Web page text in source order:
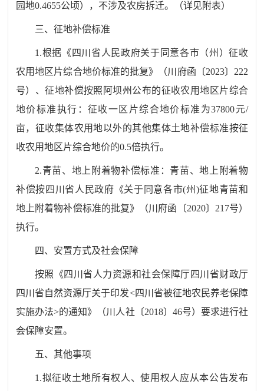
园地0.4655公顷），不涉及农房拆迁。 （详见附表）
三、征地补偿标准
1.根据《四川省人民政府关于同意各市（州）征收
农用地区片综合地价标准的批复》（川府函〔2023〕 222
号）、征地补偿按照阿坝州公布的征收农用地区片综合
地价标准执行：征收一 区片综合地价标准为37800元/
亩，征收集体农用地以外的其他集体土地补偿标准按征
收农用地区片综合地价的0.5倍执行。
2.青苗、地上附着物补偿标准：青苗、地上附着物
补偿按四川省人民政府《关于同意各市(州 )征地青苗和
地上附着物补偿标准的批复》（川府函〔2020〕 217号）
执行。
四、安置方式及社会保障
按照《四川省人力资源和社会保障厅 四川省财政厅
四川省自然资源厅关于印发<四川省被征地农民养老保障
实施办法>的通知》（川人社〔2018〕 46号）要求进行社
会保障安置。
五、其他事项
1.拟征收土地所有权人、使用权人应从本公告发布